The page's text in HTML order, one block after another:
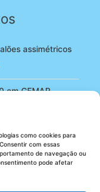
como cookies para
com essas
de navegação ou
pode afetar
assimétricos
cm GEMAR
é:
3.80€.
13 cm GEMAR -
€O